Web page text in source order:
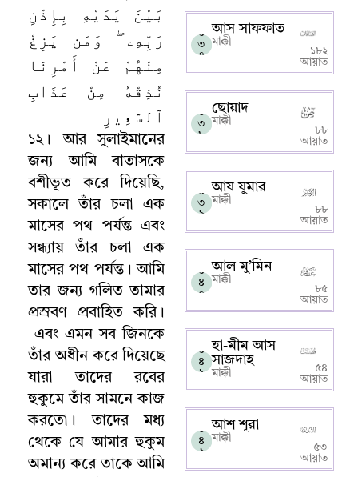
بَيْنَ يَدَيْهِ بِإِذْنِ
رَبِّهِۦ ۖ وَمَن يَزِغْ
مِنْهُمْ عَنْ أَمْرِنَا
نُذِقْهُ مِنْ عَذَابِ
ٱلسَّعِيرِ
১২।
আর সুলাইমানের
জন্য আমি বাতাসকে
বশীভূত করে দিয়েছি,
সকালে তাঁর চলা এক
মাসের পথ পর্যন্ত এবং
সন্ধ্যায় তাঁর চলা এক
মাসের পথ পর্যন্ত। আমি
তার জন্য গলিত তামার
প্রস্রবণ প্রবাহিত করি ।
এবং এমন সব জিনকে
তাঁর অধীন করে দিয়েছে
যারা তাদের রবের
হুকুমে তাঁর সামনে কাজ
করতো ।
তাদের মধ্য
থেকে যে আমার হুকুম
অমান্য করে তাকে আমি
০
৩
৭
আস সাফফাত
মাক্কী
১৮২
আয়াত
০
৩
৮
ছোয়াদ
মাক্কী
৮৮
আয়াত
০
৩
৯
আয যুমার
মাক্কী
৮৮
আয়াত
০
৪
০
আল মু’মিন
মাক্কী
৮৫
আয়াত
০
৪
১
হা-মীম আস
সাজদাহ
মাক্কী
৫৪
আয়াত
০
৪
২
আশ শূরা
মাক্কী
৫৩
আয়াত